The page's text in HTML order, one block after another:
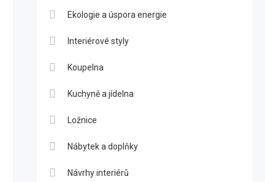
Ekologie a úspora energie
Interiérové styly
Koupelna
Kuchyně a jídelna
Ložnice
Nábytek a doplňky
Návrhy interiérů